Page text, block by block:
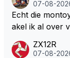
n dicht met als
S Lawson
07-08-
Echt die montoya Als hij begint te praten op
akel ik al over
weet 🤮🤮
ZX12R
07-08-